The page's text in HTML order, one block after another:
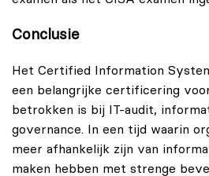
Conclusie
Het Certified Information
een belangrijke certificering
betrokken is bij IT-audit,
governance. In een tijd waarin
meer afhankelijk zijn van
maken hebben met strenge